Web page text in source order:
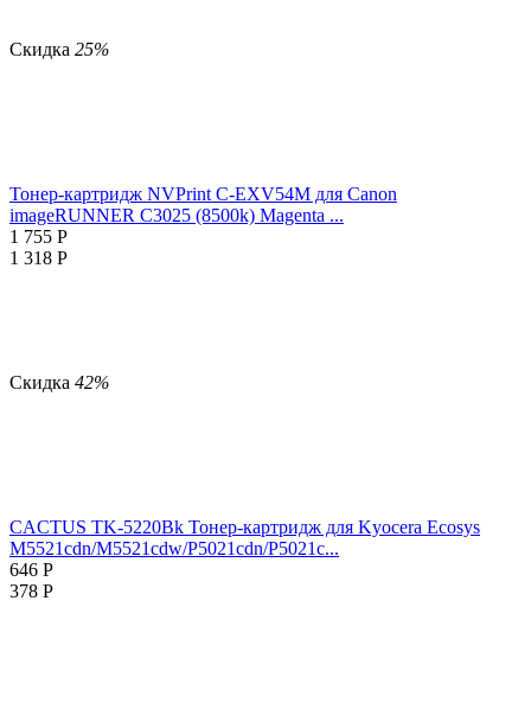
Скидка 25%
Тонер-картридж NVPrint C-EXV54M для Canon
imageRUNNER C3025 (8500k) Magenta ...
1 755 Р
1 318 Р
Скидка 42%
CACTUS TK-5220Bk Тонер-картридж для Kyocera Ecosys
M5521cdn/M5521cdw/P5021cdn/P5021c...
646 Р
378 Р